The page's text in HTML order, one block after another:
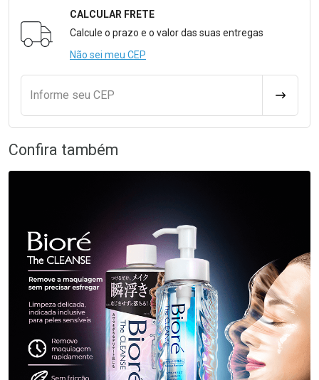
Formulário para Calcular o Frete
CALCULAR FRETE
Calcule o prazo e o valor das suas entregas
Não sei meu CEP
Informe seu CEP
Confira também